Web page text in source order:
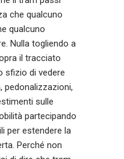
che qualcuno
qualcuno
Nulla togliendo a
il tracciato
sfizio di vedere
pedonalizzazioni,
sulle
partecipando
per estendere la
Perché non